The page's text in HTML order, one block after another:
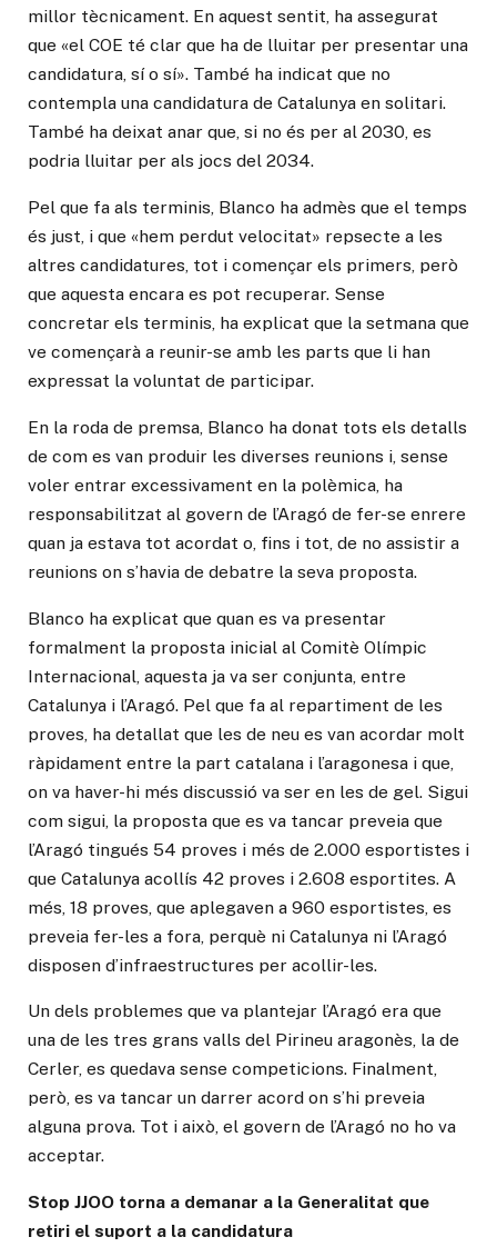
millor tècnicament. En aquest sentit, ha assegurat
que «el COE té clar que ha de lluitar per presentar una
candidatura, sí o sí». També ha indicat que no
contempla una candidatura de Catalunya en solitari.
També ha deixat anar que, si no és per al 2030, es
podria lluitar per als jocs del 2034.
Pel que fa als terminis, Blanco ha admès que el temps
és just, i que «hem perdut velocitat» repsecte a les
altres candidatures, tot i començar els primers, però
que aquesta encara es pot recuperar. Sense
concretar els terminis, ha explicat que la setmana que
ve començarà a reunir-se amb les parts que li han
expressat la voluntat de participar.
En la roda de premsa, Blanco ha donat tots els detalls
de com es van produir les diverses reunions i, sense
voler entrar excessivament en la polèmica, ha
responsabilitzat al govern de l’Aragó de fer-se enrere
quan ja estava tot acordat o, fins i tot, de no assistir a
reunions on s’havia de debatre la seva proposta.
Blanco ha explicat que quan es va presentar
formalment la proposta inicial al Comitè Olímpic
Internacional, aquesta ja va ser conjunta, entre
Catalunya i l’Aragó. Pel que fa al repartiment de les
proves, ha detallat que les de neu es van acordar molt
ràpidament entre la part catalana i l’aragonesa i que,
on va haver-hi més discussió va ser en les de gel. Sigui
com sigui, la proposta que es va tancar preveia que
l’Aragó tingués 54 proves i més de 2.000 esportistes i
que Catalunya acollís 42 proves i 2.608 esportites. A
més, 18 proves, que aplegaven a 960 esportistes, es
preveia fer-les a fora, perquè ni Catalunya ni l’Aragó
disposen d’infraestructures per acollir-les.
Un dels problemes que va plantejar l’Aragó era que
una de les tres grans valls del Pirineu aragonès, la de
Cerler, es quedava sense competicions. Finalment,
però, es va tancar un darrer acord on s’hi preveia
alguna prova. Tot i això, el govern de l’Aragó no ho va
acceptar.
Stop JJOO torna a demanar a la Generalitat que
retiri el suport a la candidatura